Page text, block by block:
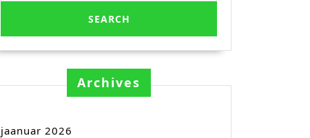
Archives
jaanuar 2026